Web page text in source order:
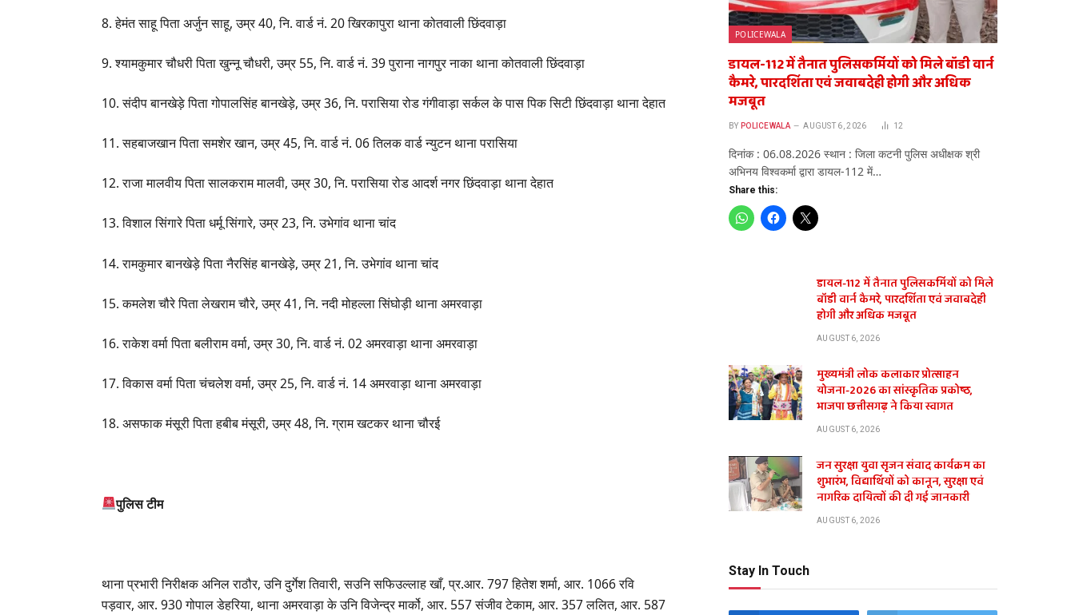
8. हेमंत साहू पिता अर्जुन साहू, उम्र 40, नि. वार्ड नं. 20 खिरकापुरा थाना कोतवाली छिंदवाड़ा
9. श्यामकुमार चौधरी पिता खुन्नू चौधरी, उम्र 55, नि. वार्ड नं. 39 पुराना नागपुर नाका थाना कोतवाली छिंदवाड़ा
10. संदीप बानखेड़े पिता गोपालसिंह बानखेड़े, उम्र 36, नि. परासिया रोड गंगीवाड़ा सर्कल के पास पिक सिटी छिंदवाड़ा थाना देहात
11. सहबाजखान पिता समशेर खान, उम्र 45, नि. वार्ड नं. 06 तिलक वार्ड न्युटन थाना परासिया
12. राजा मालवीय पिता सालकराम मालवी, उम्र 30, नि. परासिया रोड आदर्श नगर छिंदवाड़ा थाना देहात
13. विशाल सिंगारे पिता धर्मू सिंगारे, उम्र 23, नि. उभेगांव थाना चांद
14. रामकुमार बानखेड़े पिता नैरसिंह बानखेड़े, उम्र 21, नि. उभेगांव थाना चांद
15. कमलेश चौरे पिता लेखराम चौरे, उम्र 41, नि. नदी मोहल्ला सिंघोड़ी थाना अमरवाड़ा
16. राकेश वर्मा पिता बलीराम वर्मा, उम्र 30, नि. वार्ड नं. 02 अमरवाड़ा थाना अमरवाड़ा
17. विकास वर्मा पिता चंचलेश वर्मा, उम्र 25, नि. वार्ड नं. 14 अमरवाड़ा थाना अमरवाड़ा
18. असफाक मंसूरी पिता हबीब मंसूरी, उम्र 48, नि. ग्राम खटकर थाना चौरई
पुलिस टीम
थाना प्रभारी निरीक्षक अनिल राठौर, उनि दुर्गेश तिवारी, सउनि सफिउल्लाह खाँ, प्र.आर. 797 हितेश शर्मा, आर. 1066 रवि
पड़वार, आर. 930 गोपाल डेहरिया, थाना अमरवाड़ा के उनि विजेन्द्र मार्को, आर. 557 संजीव टेकाम, आर. 357 ललित, आर. 587
POLICEWALA
डायल-112 में तैनात पुलिसकर्मियों को मिले बॉडी वार्न
कैमरे, पारदर्शिता एवं जवाबदेही होगी और अधिक
मजबूत
BY POLICEWALA AUGUST 6, 2026 12
दिनांक : 06.08.2026 स्थान : जिला कटनी पुलिस अधीक्षक श्री
अभिनय विश्वकर्मा द्वारा डायल-112 में…
Share this:
डायल-112 में तैनात पुलिसकर्मियों को मिले
बॉडी वार्न कैमरे, पारदर्शिता एवं जवाबदेही
होगी और अधिक मजबूत
AUGUST 6, 2026
मुख्यमंत्री लोक कलाकार प्रोत्साहन
योजना-2026 का सांस्कृतिक प्रकोष्ठ,
भाजपा छत्तीसगढ़ ने किया स्वागत
AUGUST 6, 2026
जन सुरक्षा युवा सृजन संवाद कार्यक्रम का
शुभारंभ, विद्यार्थियों को कानून, सुरक्षा एवं
नागरिक दायित्वों की दी गई जानकारी
AUGUST 6, 2026
Stay In Touch